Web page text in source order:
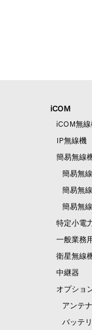
iCOM
iCOM無
IP無線機
簡易無線
簡易無
簡易無
簡易無
特定小電
一般業務
衛星無線
中継器
オプショ
アンテ
バッテ